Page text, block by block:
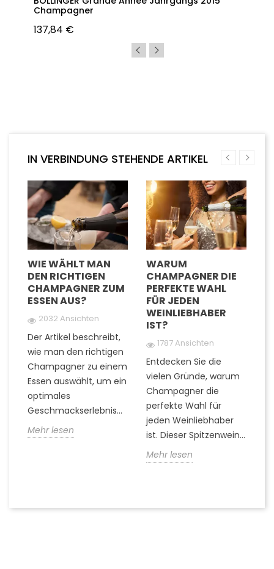
Champagner
137,84 €
IN VERBINDUNG STEHENDE ARTIKEL
WIE WÄHLT MAN
DEN RICHTIGEN
CHAMPAGNER ZUM
ESSEN AUS?
2032 Ansichten
Der Artikel beschreibt,
wie man den richtigen
Champagner zu einem
Essen auswählt, um ein
optimales
Geschmackserlebnis...
Mehr lesen
WARUM
CHAMPAGNER DIE
PERFEKTE WAHL
FÜR JEDEN
WEINLIEBHABER
IST?
1787 Ansichten
Entdecken Sie die
vielen Gründe, warum
Champagner die
perfekte Wahl für
jeden Weinliebhaber
ist. Dieser Spitzenwein...
Mehr lesen